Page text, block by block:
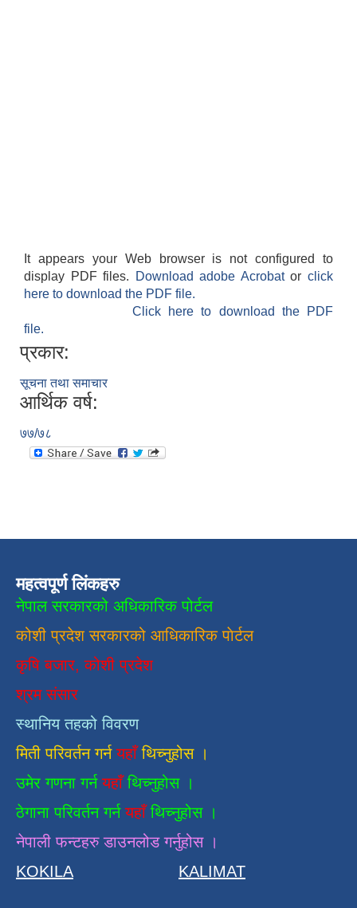
It appears your Web browser is not configured to
display PDF files.
Download adobe Acrobatorclick
here to download the PDF file.
Click here to download the PDF
file.
प्रकार:
सूचना तथा समाचार
आर्थिक वर्ष:
७७/७८
महत्वपूर्ण लिंकहरु
नेपाल सरकारको अधिकारिक पोर्टल
कोशी प्रदेश सरकारको आधिकारिकपाेर्टल
कृषि बजार, कोशी प्रदेश
श्रम संसार
स्थानिय तहको विवरण
मिती परिवर्तन गर्न यहाँ थिच्नुहोस ।
उमेर गणना गर्नयहाँथिच्नुहोस ।
ठेगाना परिवर्तन गर्नयहाँ थिच्नुहोस ।
नेपाली फन्टहरु डाउनलोड गर्नुहोस ।
KOKILA
KALIMAT